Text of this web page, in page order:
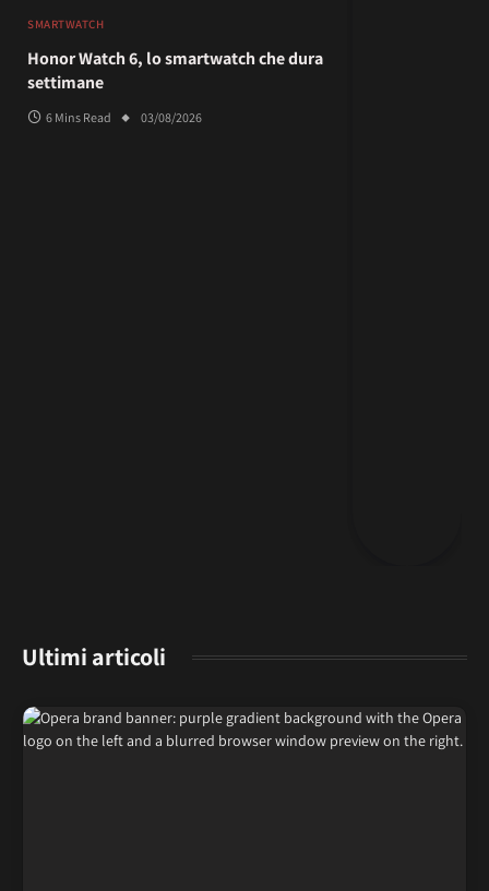
SMARTWATCH
Honor Watch 6, lo smartwatch che dura
settimane
6 Mins Read 03/08/2026
Ultimi articoli